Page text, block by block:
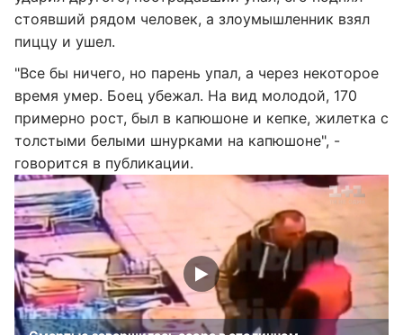
стоявший рядом человек, а злоумышленник взял
пиццу и ушел.
"Все бы ничего, но парень упал, а через некоторое
время умер. Боец убежал. На вид молодой, 170
примерно рост, был в капюшоне и кепке, жилетка с
толстыми белыми шнурками на капюшоне", -
говорится в публикации.